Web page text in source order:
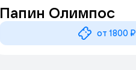
Папин Олимпос
от 1800 ₽